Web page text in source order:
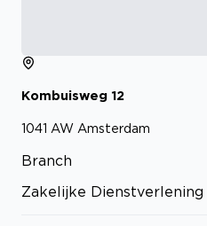
Kombuisweg 12
1041 AW Amsterdam
Branch
Zakelijke Dienstverlening